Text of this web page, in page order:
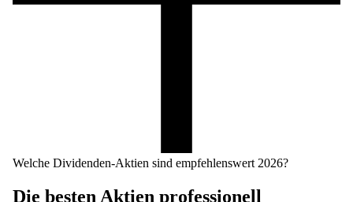
Welche Dividenden-Aktien sind empfehlenswert 2026?
Die besten Aktien professionell